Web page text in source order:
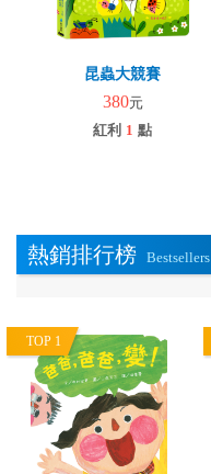
昆蟲大競賽
380元
紅利 1 點
熱銷排行榜 Bestsellers
TOP 1